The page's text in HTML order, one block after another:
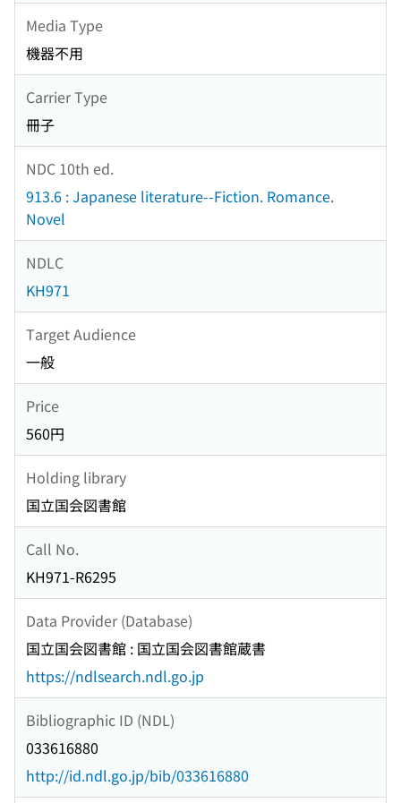
Media Type
機器不用
Carrier Type
冊子
NDC 10th ed.
913.6 : Japanese literature--Fiction. Romance.
Novel
NDLC
KH971
Target Audience
一般
Price
560円
Holding library
国立国会図書館
Call No.
KH971-R6295
Data Provider (Database)
国立国会図書館 : 国立国会図書館蔵書
https://ndlsearch.ndl.go.jp
Bibliographic ID (NDL)
033616880
http://id.ndl.go.jp/bib/033616880